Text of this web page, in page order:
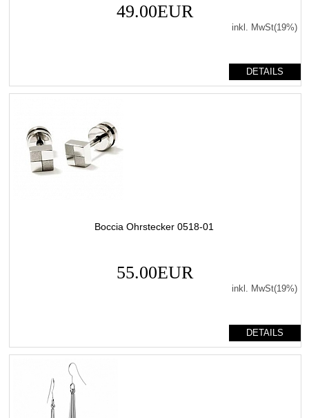
49.00EUR
inkl. MwSt(19%)
DETAILS
Boccia Ohrstecker 0518-01
55.00EUR
inkl. MwSt(19%)
DETAILS